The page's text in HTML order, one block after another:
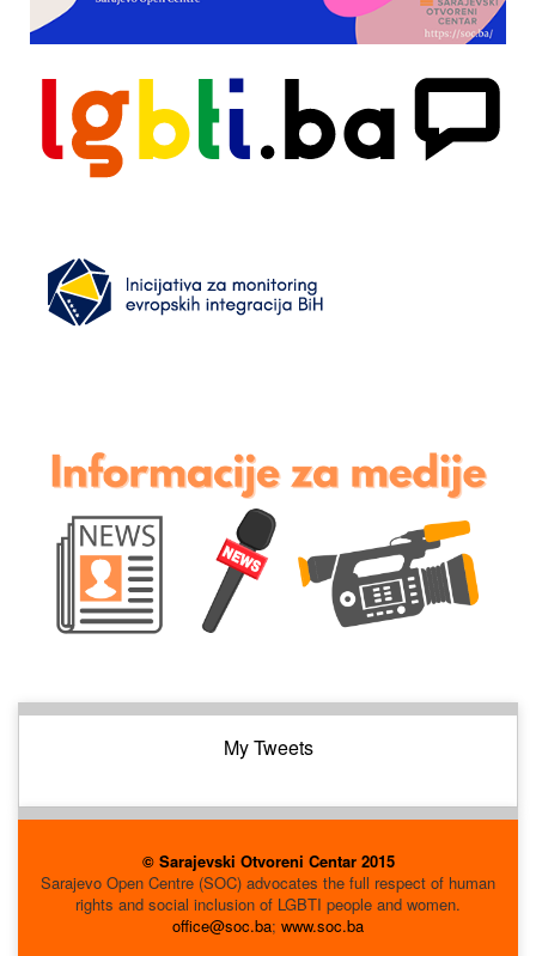
My Tweets
© Sarajevski Otvoreni Centar 2015
Sarajevo Open Centre (SOC) advocates the full respect of human
rights and social inclusion of LGBTI people and women.
office@soc.ba; www.soc.ba